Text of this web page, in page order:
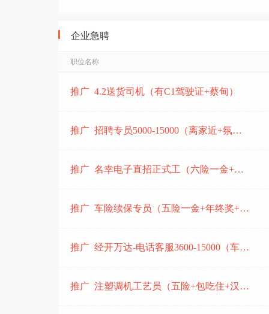
车谷人才中心
车谷人才网
武汉车都快聘网络科技有限公司
武汉祖旺制衣有限公司
武汉市半里花舍酒店管理有限公司
萃乐星咖啡
武汉昌寰汽车零部件有限公司
企业急聘
职位名称
推广 4.2送货司机（有C1驾驶证+蔡甸）
推广 招聘专员5000-15000（离家近+氛围好+上升空间大)
推广 名幸电子直招正式工（六险一金+包吃住)
推广 车险续保专员（五险一金+年终奖+沌口）
推广 经开万达-电话客服3600-15000（车都快聘平台销售顾问）
推广 注塑调机工艺员（五险+包吃住+汉南）